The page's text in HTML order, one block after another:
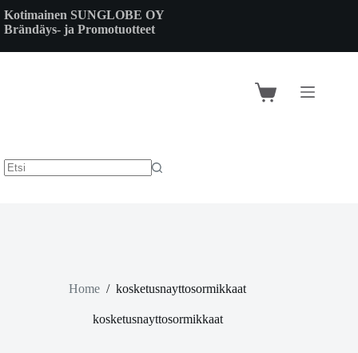
to
content
Kotimainen SUNGLOBE OY
Brändäys- ja Promotuotteet
Shopping
Home / kosketusnayttosormikkaat
kosketusnayttosormikkaat